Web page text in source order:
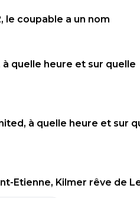
le coupable a un nom
quelle heure et sur quelle
à quelle heure et sur
Etienne, Kilmer rêve de